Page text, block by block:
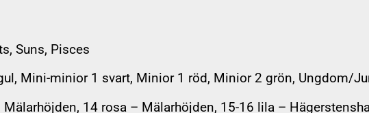
Suns, Pisces
Mini-minior 1 svart, Minior 1 röd, Minior 2 grön, Ungdom/
14 rosa – Mälarhöjden, 15-16 lila –